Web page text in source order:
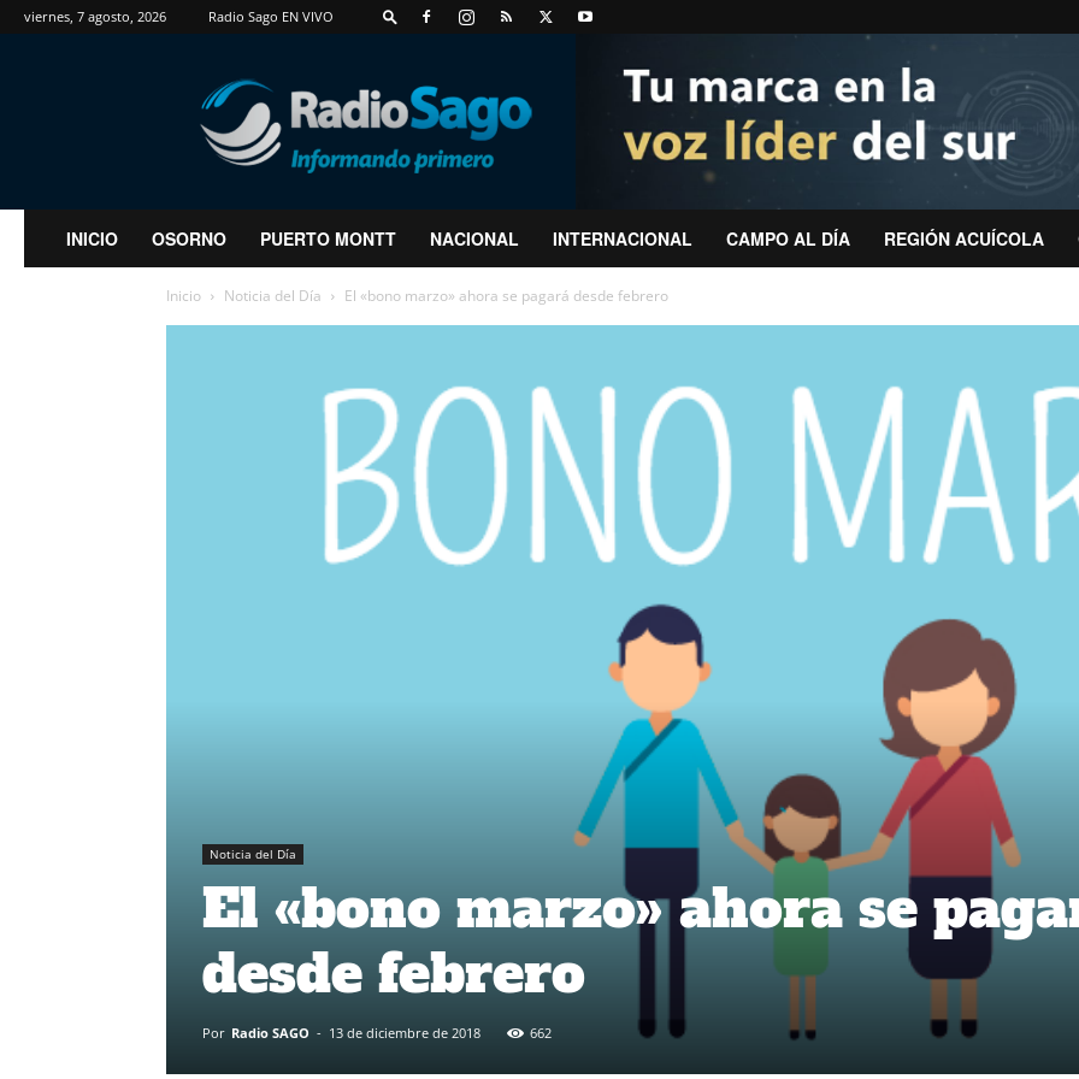
viernes, 7 agosto, 2026 Radio Sago EN VIVO
RadioSago
INICIO OSORNO PUERTO MONTT NACIONAL INTERNACIONAL CAMPO AL DÍA REGIÓN ACUÍCOLA
Inicio Noticia del Día El «bono marzo» ahora se pagará desde febrero
Noticia del Día
El «bono marzo» ahora se
desde febrero
Por Radio SAGO - 13 de diciembre de 2018 662